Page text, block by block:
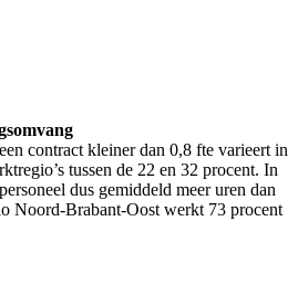
contract kleiner dan 0,8 fte varieert in
tussen de 22 en 32 procent. In
dus gemiddeld meer uren dan
Noord-Brabant-Oost werkt 73 procent